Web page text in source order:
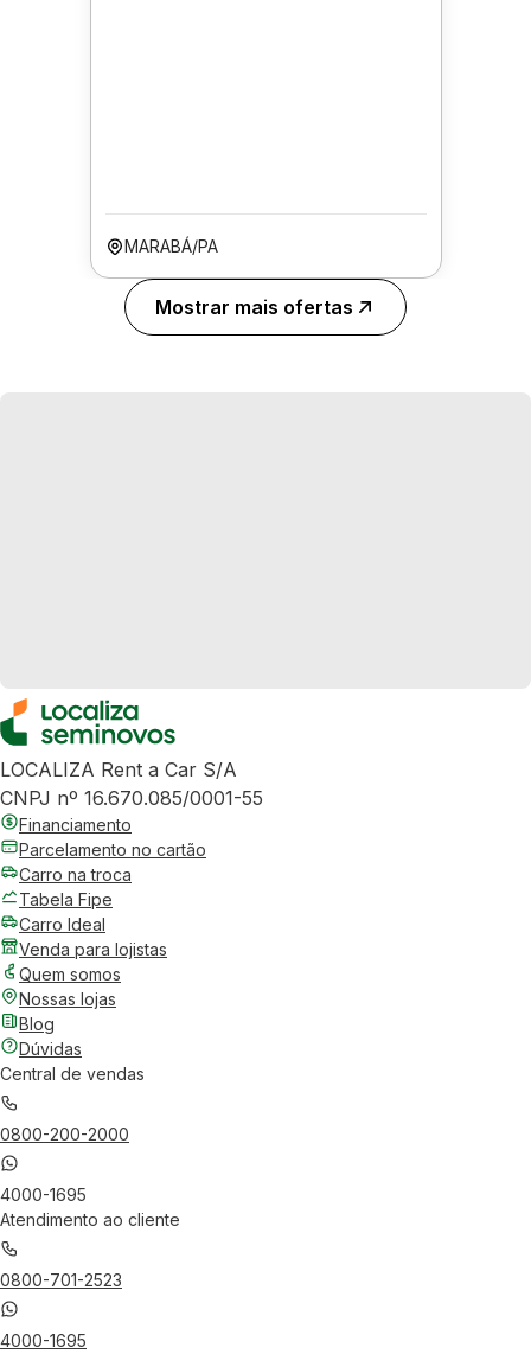
MARABÁ/PA
Mostrar mais ofertas
LOCALIZA Rent a Car S/A
CNPJ nº 16.670.085/0001-55
Financiamento
Parcelamento no cartão
Carro na troca
Tabela Fipe
Carro Ideal
Venda para lojistas
Quem somos
Nossas lojas
Blog
Dúvidas
Central de vendas
0800-200-2000
4000-1695
Atendimento ao cliente
0800-701-2523
4000-1695